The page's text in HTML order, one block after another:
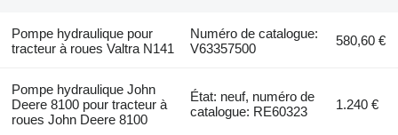
Pompe hydraulique pour
tracteur à roues Valtra N141
Numéro de catalogue:
V63357500
580,60 €
Pompe hydraulique John
Deere 8100 pour tracteur à
roues John Deere 8100
État: neuf, numéro de
catalogue: RE60323
1.240 €